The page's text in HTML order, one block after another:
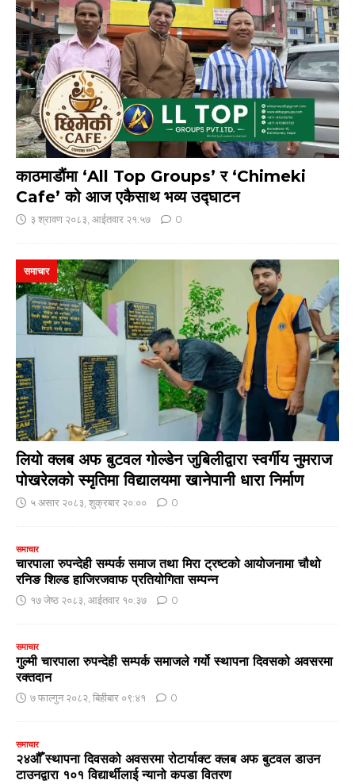
काठमाडौंमा ‘All Top Groups’ र ‘Chimeki
Cafe’ को आज एकैसाथ भव्य उद्घाटन
३ श्रावण २०८३, आईतवार २१:५७ 0
लियो क्लब अफ बुटवल गोल्डेन जुबिलीद्वारा स्वर्गीय नुमराज
पोखरेलको स्मृतिमा विद्यालयमा खानेपानी धारा निर्माण
समाचार
५ असार २०८३, शुक्रबार २०:०० 0
समाचार
चारपाला रुपन्देही सम्पर्क समाज तथा मिरा ट्रष्टको आयोजनामा चौथो
रनिङ शिल्ड हाजिरजवाफ प्रतियोगिता सम्पन्न
१७ जेष्ठ २०८३, आईतवार १०:३७ 0
समाचार
गुल्मी चारपाला रुपन्देही सम्पर्क समाजले गर्यो स्थापना दिवसको अवसरमा
रक्तदान
७ फाल्गुन २०८२, बिहीबार ०९:४१ 0
समाचार
२४औँ स्थापना दिवसको अवसरमा रोटार्याक्ट क्लब अफ बुटवल डाउन
टाउनद्वारा १०१ विद्यार्थीलाई न्यानो कपडा वितरण